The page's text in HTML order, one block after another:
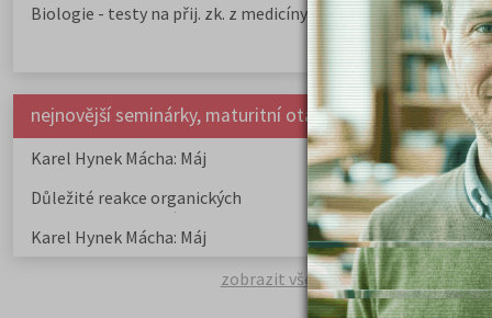
zobrazit všechny aktuality
Biologie - testy na přij. zk. z medicíny
nejnovější seminárky, maturitní otázky a čtenářsky deník
Karel Hynek Mácha: Máj
Karel Havlíček
elegie
Důležité reakce organických
sloučenin a jejich význam
Zákonitosti v
Karel Hynek Mácha: Máj
Karel Havlíček
elegie